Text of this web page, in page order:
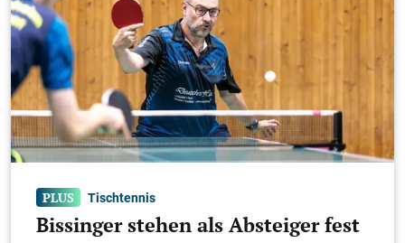
Tischtennis
Bissinger stehen als Absteiger fest